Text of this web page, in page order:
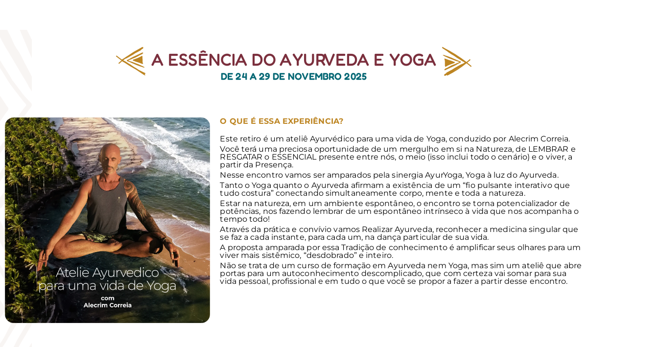
A ESSÊNCIA DO AYURVEDA E YOGA
DE 24 A 29 DE NOVEMBRO 2025
O QUE É ESSA EXPERIÊNCIA?
Este retiro é um ateliê Ayurvédico para uma vida de Yoga, conduzido por Alecrim Correia.
Você terá uma preciosa oportunidade de um mergulho em si na Natureza, de LEMBRAR e
RESGATAR o ESSENCIAL presente entre nós, o meio (isso inclui todo o cenário) e o viver, a
partir da Presença.
Nesse encontro vamos ser amparados pela sinergia AyurYoga, Yoga à luz do Ayurveda.
Tanto o Yoga quanto o Ayurveda afirmam a existência de um “fio pulsante interativo que
tudo costura” conectando simultaneamente corpo, mente e toda a natureza.
Estar na natureza, em um ambiente espontâneo, o encontro se torna potencializador de
potências, nos fazendo lembrar de um espontâneo intrínseco à vida que nos acompanha o
tempo todo!
Através da prática e convívio vamos Realizar Ayurveda, reconhecer a medicina singular que
se faz a cada instante, para cada um, na dança particular de sua vida.
A proposta amparada por essa Tradição de conhecimento é amplificar seus olhares para um
viver mais sistêmico, “desdobrado” e inteiro.
Não se trata de um curso de formação em Ayurveda nem Yoga, mas sim um ateliê que abre
portas para um autoconhecimento descomplicado, que com certeza vai somar para sua
vida pessoal, profissional e em tudo o que você se propor a fazer a partir desse encontro.